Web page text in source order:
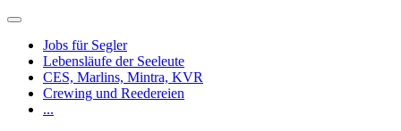
Jobs für Segler
Lebensläufe der Seeleute
CES, Marlins, Mintra, KVR
Crewing und Reedereien
...